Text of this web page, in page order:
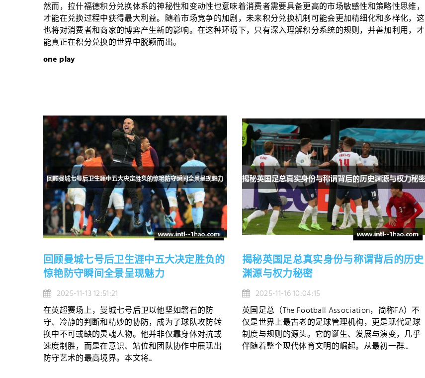
然而，拉什福德积分兑换体系的神秘性和变动性也意味着消费者需要具备更高的市场敏感性和策略性思维，
才能在兑换过程中获得最大利益。随着市场竞争的加剧，未来积分兑换机制可能会更加精细化和多样化，这
也将对消费者和商家的博弈产生新的影响。在这种环境下，只有深入理解积分系统的规则，并善加利用，才
能真正在积分兑换的世界中脱颖而出。
one play
回顾曼城七号后卫生涯中五大决定胜负的
惊艳防守瞬间全景呈现魅力
2025-11-13 12:51:21
在英超赛场上，曼城七号后卫以他坚如磐石的防
守、冷静的判断和精妙的协防，成为了球队攻防转
换中不可或缺的灵魂人物。他并非仅靠身体对抗或
速度制胜，而是在意识、站位和团队协作中展现出
防守艺术的最高境界。本文将...
揭秘英国足总真实身份与称谓背后的历史
渊源与权力秘密
2025-11-16 10:04:15
英国足总（The Football Association，简称FA）不
仅是世界上最古老的足球管理机构，更是现代足球
制度与规则的源头。它的诞生、发展与演变，几乎
伴随着整个现代体育文明的崛起。从最初一群...